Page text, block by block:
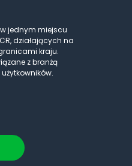
jednym miejscu
działających na
kraju.
z branżą